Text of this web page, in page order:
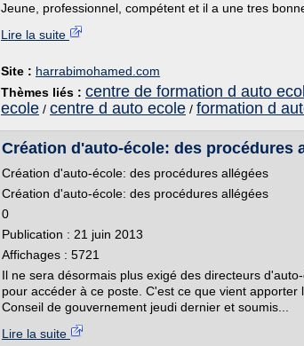
Jeune, professionnel, compétent et il a une tres
Lire la suite
Site : harrabimohamed.com
Thèmes liés : centre de formation d auto
ecole / centre d auto ecole / formation d
Création d'auto-école: des procédures
Création d'auto-école: des procédures allégées
Création d'auto-école: des procédures allégées
0
Publication : 21 juin 2013
Affichages : 5721
Il ne sera désormais plus exigé des directeurs
pour accéder à ce poste. C'est ce que vient
Conseil de gouvernement jeudi dernier et soumis...
Lire la suite